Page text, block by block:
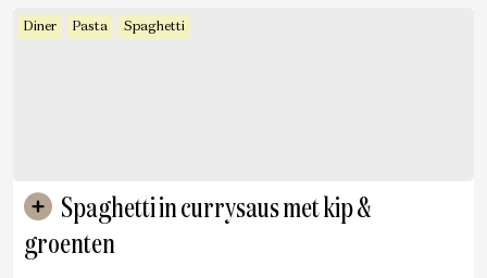
Diner Pasta Spaghetti
groenten